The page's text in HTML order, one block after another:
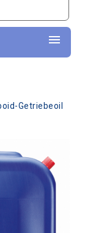
Getriebeoil